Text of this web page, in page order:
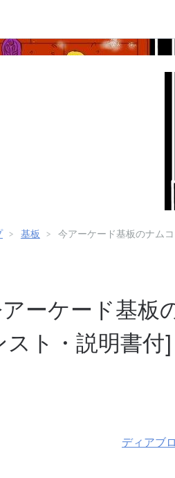
> 基板 > 今アーケード基板のナム
ーケード基板
スト・説明書付
ディアブ